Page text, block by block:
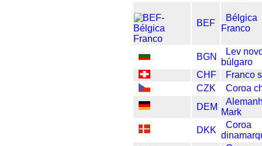
BEF
Bélgica
Franco
BGN
Lev
búlgaro
CHF
Franco
CZK
Coroa
DEM
Mark
DKK
Coroa